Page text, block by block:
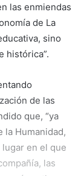
las enmiendas
de La
sino
histórica”.
de las
que, “ya
la Humanidad,
lugar en el que
las